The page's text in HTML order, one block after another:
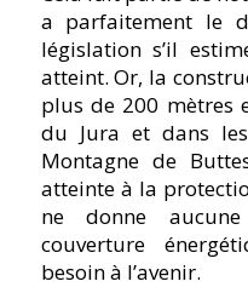
a parfaitement le
législation s’il
atteint. Or, la
plus de 200 mètres
du Jura et dans
Montagne de
atteinte à la
ne donne
couverture
besoin à l’avenir.